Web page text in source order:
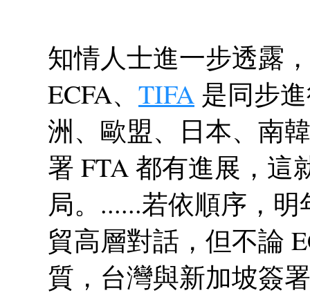
知情人士進一步透露
ECFA、 TIFA 是同步
洲、歐盟、日本、南
署 FTA 都有進展，這
局。......若依順序，
貿高層對話，但不論
質，台灣與新加坡簽